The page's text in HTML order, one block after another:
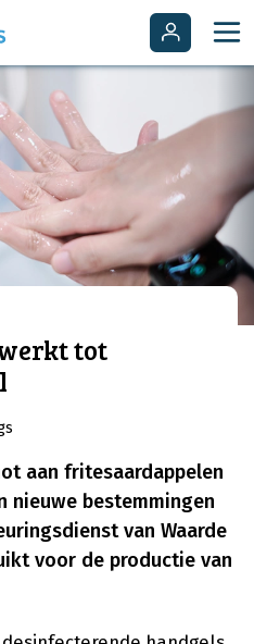
tot
aan fritesaardappelen
nieuwe bestemmingen
van Waarde
voor de productie van